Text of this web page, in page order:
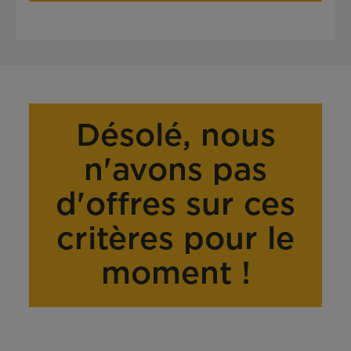
Désolé, nous
n'avons pas
d'offres sur ces
critères pour le
moment !